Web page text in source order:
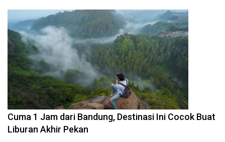
2026-08-07 15:00:00
Cuma 1 Jam dari Bandung, Destinasi Ini Cocok Buat
Liburan Akhir Pekan